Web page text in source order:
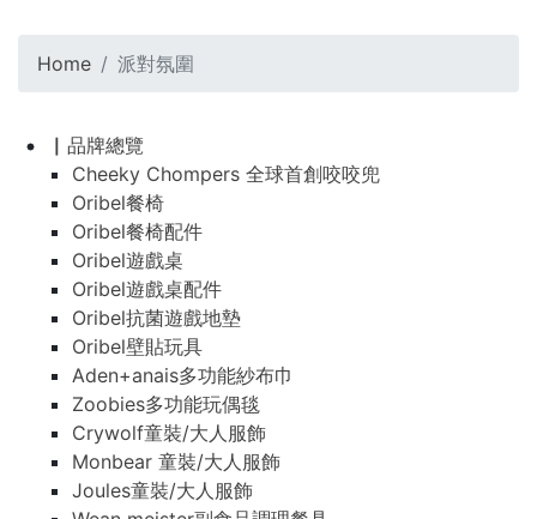
Home 派對氛圍
▏品牌總覽
Cheeky Chompers 全球首創咬咬兜
Oribel餐椅
Oribel餐椅配件
Oribel遊戲桌
Oribel遊戲桌配件
Oribel抗菌遊戲地墊
Oribel壁貼玩具
Aden+anais多功能紗布巾
Zoobies多功能玩偶毯
Crywolf童裝/大人服飾
Monbear 童裝/大人服飾
Joules童裝/大人服飾